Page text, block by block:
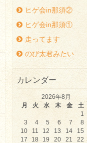
ヒゲ会in那須②
ヒゲ会in那須①
走ってます
のび太君みたい
カレンダー
2026年8月
月
火 水 木 金 土
1
3
4 5 6 7 8
10
11 12 13 14 15
17
18 19 20 21 22